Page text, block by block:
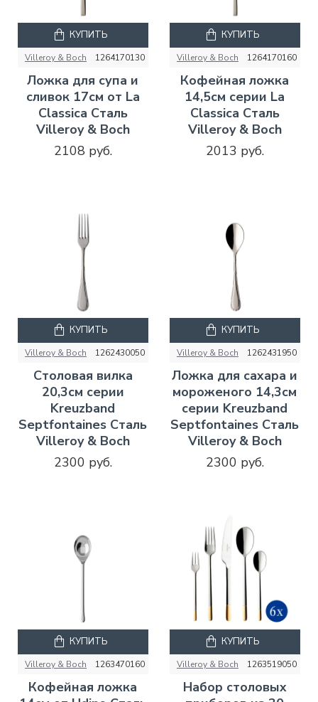
Villeroy & Boch 1264170130
Ложка для супа и
сливок 17см от La
Classica Сталь
Villeroy & Boch
2108 руб.
КУПИТЬ
Villeroy & Boch 1264170160
Кофейная ложка
14,5см серии La
Classica Сталь
Villeroy & Boch
2013 руб.
КУПИТЬ
Villeroy & Boch 1262430050
Столовая вилка
20,3см серии
Kreuzband
Septfontaines Сталь
Villeroy & Boch
2300 руб.
КУПИТЬ
Villeroy & Boch 1262431950
Ложка для сахара и
мороженого 14,3см
серии Kreuzband
Septfontaines Сталь
Villeroy & Boch
2300 руб.
КУПИТЬ
Villeroy & Boch 1263470160
Кофейная ложка
КУПИТЬ
Villeroy & Boch 1263519050
Набор столовых
КУПИТЬ